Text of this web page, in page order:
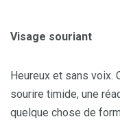
Visage souriant
Heureux et sans voix.
sourire timide, une
quelque chose de